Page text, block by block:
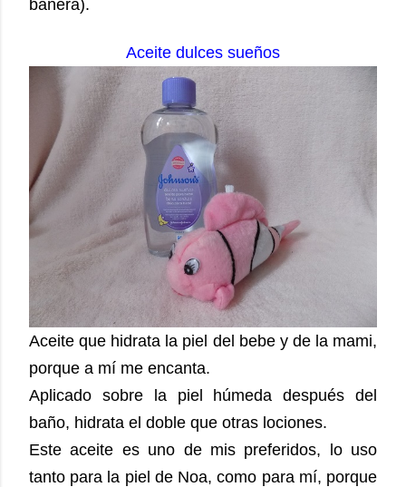
bañera).
Aceite dulces sueños
Aceite que hidrata la piel del bebe y de la mami,
porque a mí me encanta.
Aplicado sobre la piel húmeda después del
baño, hidrata el doble que otras lociones.
Este aceite es uno de mis preferidos, lo uso
tanto para la piel de Noa, como para mí, porque